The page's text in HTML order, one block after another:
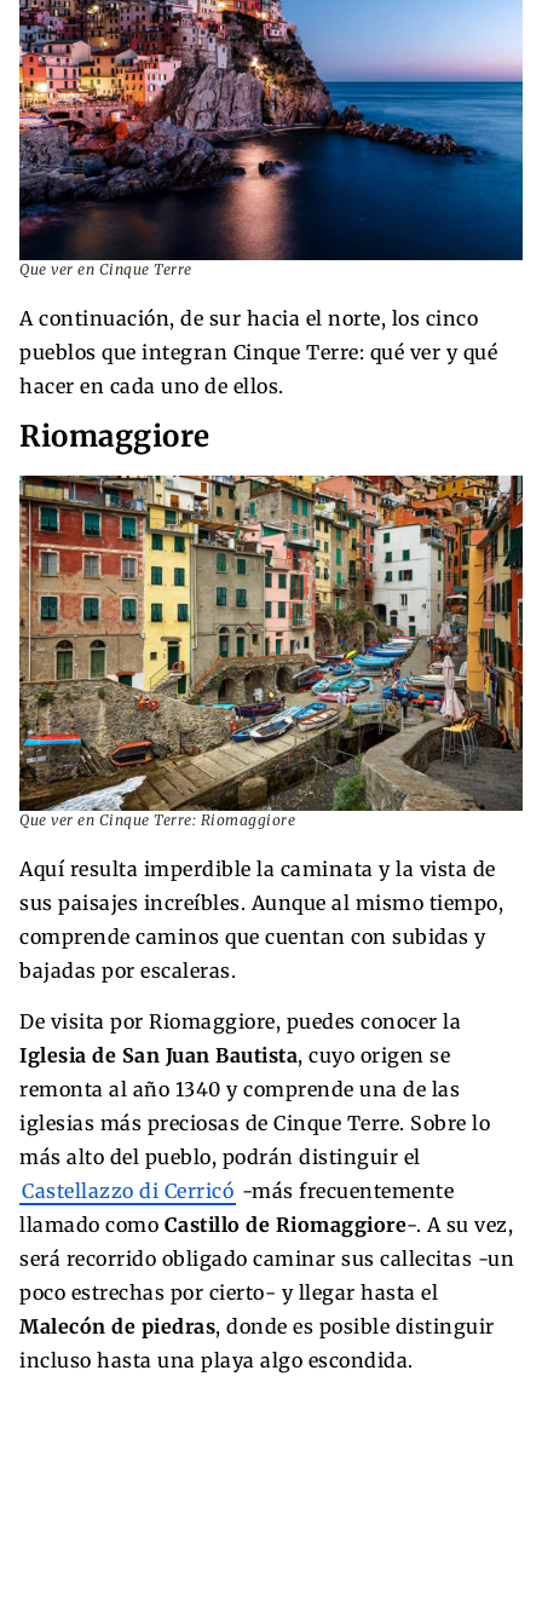
Que ver en Cinque Terre
A continuación, de sur hacia el norte, los cinco
pueblos que integran Cinque Terre: qué ver y qué
hacer en cada uno de ellos.
Riomaggiore
Que ver en Cinque Terre: Riomaggiore
Aquí resulta imperdible la caminata y la vista de
sus paisajes increíbles. Aunque al mismo tiempo,
comprende caminos que cuentan con subidas y
bajadas por escaleras.
De visita por Riomaggiore, puedes conocer la
Iglesia de San Juan Bautista, cuyo origen se
remonta al año 1340 y comprende una de las
iglesias más preciosas de Cinque Terre. Sobre lo
más alto del pueblo, podrán distinguir el
Castellazzo di Cerricó -más frecuentemente
llamado como Castillo de Riomaggiore-. A su vez,
será recorrido obligado caminar sus callecitas -un
poco estrechas por cierto- y llegar hasta el
Malecón de piedras, donde es posible distinguir
incluso hasta una playa algo escondida.